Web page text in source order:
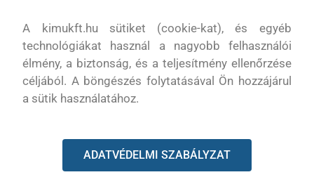
A kimukft.hu sütiket (cookie-kat), és egyéb
technológiákat használ a nagyobb felhasználói
élmény, a biztonság, és a teljesítmény ellenőrzése
céljából. A böngészés folytatásával Ön hozzájárul
a sütik használatához.
ADATVÉDELMI SZABÁLYZAT